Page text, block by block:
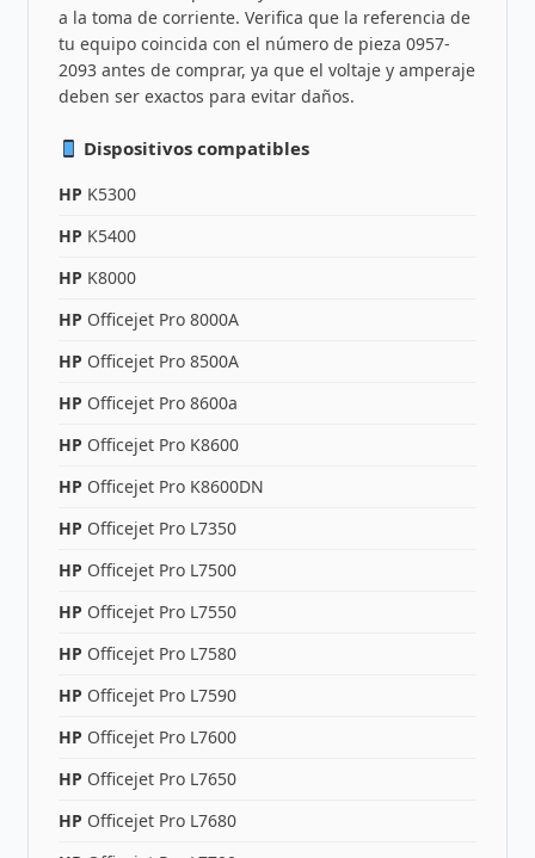
a la toma de corriente. Verifica que la referencia de
tu equipo coincida con el número de pieza 0957-
2093 antes de comprar, ya que el voltaje y amperaje
deben ser exactos para evitar daños.
Dispositivos compatibles
HP K5300
HP K5400
HP K8000
HP Officejet Pro 8000A
HP Officejet Pro 8500A
HP Officejet Pro 8600a
HP Officejet Pro K8600
HP Officejet Pro K8600DN
HP Officejet Pro L7350
HP Officejet Pro L7500
HP Officejet Pro L7550
HP Officejet Pro L7580
HP Officejet Pro L7590
HP Officejet Pro L7600
HP Officejet Pro L7650
HP Officejet Pro L7680